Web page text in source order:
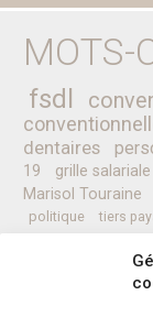
MOTS-
fsdl
dentaires
19
grille salariale
Marisol Touraine
politique tiers
complémentaires
professionnels de